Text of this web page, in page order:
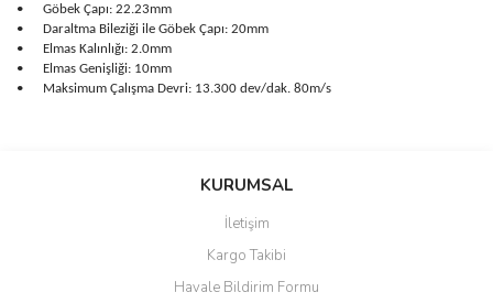
•
Göbek Çapı: 22.23mm
•
Daraltma Bileziği ile Göbek Çapı: 20mm
•
Elmas Kalınlığı: 2.0mm
•
Elmas Genişliği: 10mm
•
Maksimum Çalışma Devri: 13.300 dev/dak. 80m/s
Bu ürüne ilk yorumu siz yapın!
Ürün resmi kalitesiz, bozuk veya görüntülenemiyor.
Ürün açıklamasında eksik bilgiler bulunuyor.
KURUMSAL
İletişim
Kargo Takibi
Havale Bildirim Formu